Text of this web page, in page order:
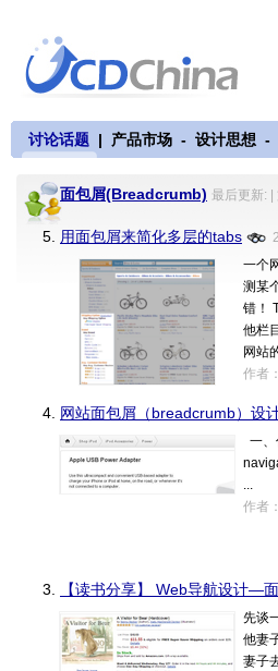
讨论话题 | 产品市场 - 设计思想 -
面包屑(Breadcrumb) 最后更新: |
5. 用面包屑来简化多层的tabs
一个
测某
错！
他栏
网站
作者
4. 网站面包屑（breadcrumb）设
一、
...
作者
3. 【读书分享】 Web导航设计—
先谈
他妻
妻子